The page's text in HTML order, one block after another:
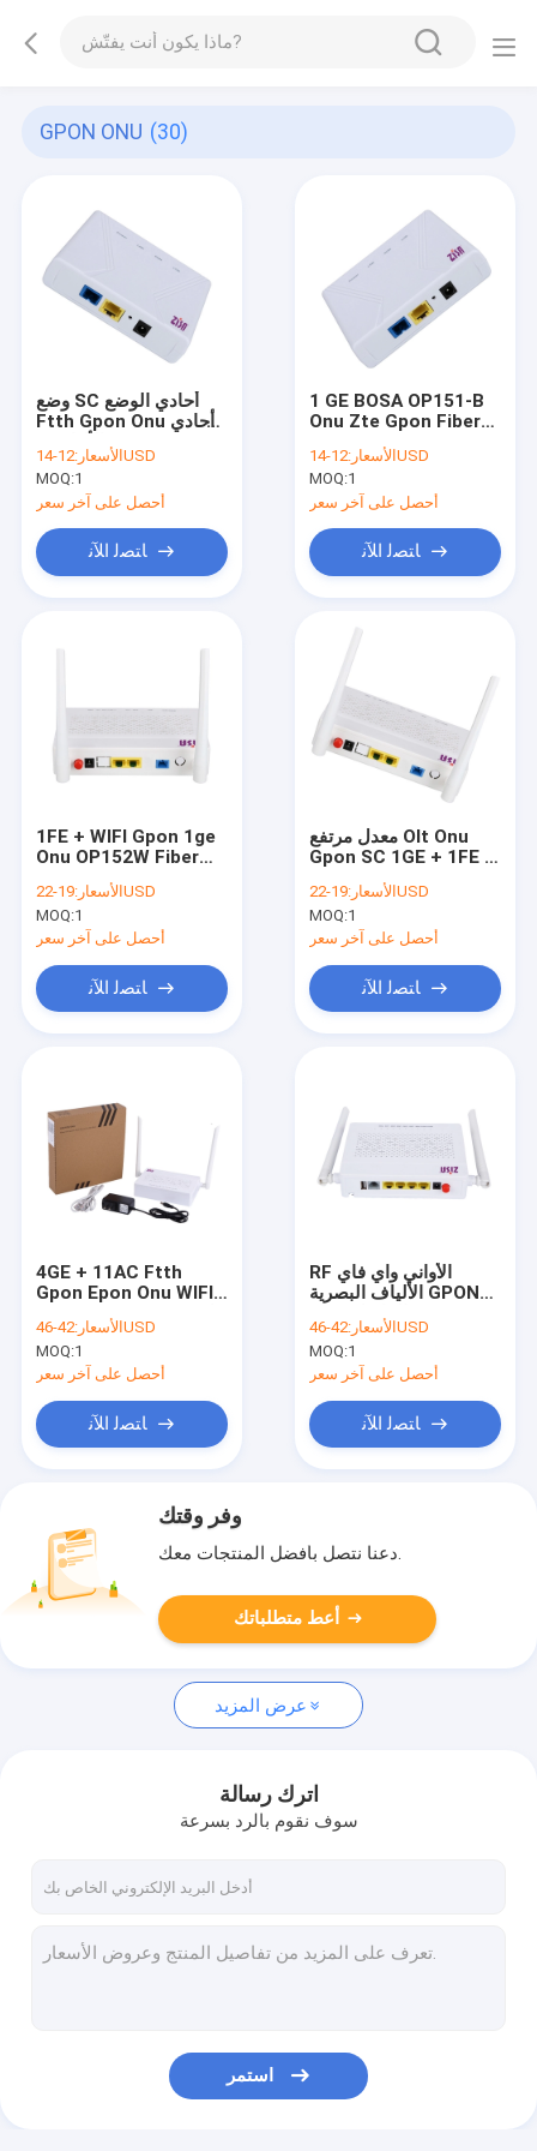
GPON ONU (30)
وضع SC أحادي الوضع
Ftth Gpon Onu أحادي
داخلي L2 التبديل المعدل
العالي
الأسعار: 12-14USD
MOQ:1
أحصل على آخر سعر
ﺎﺘﺼﻟ ﺍﻶﻧ
1 GE BOSA OP151-B
Onu Zte Gpon Fiber
Optic OLT Splitter
Solution FTTH
الأسعار:12-14USD
MOQ:1
أحصل على آخر سعر
ﺎﺘﺼﻟ ﺍﻶﻧ
1FE + WIFI Gpon 1ge
Onu OP152W Fiber
Optic Wifi OLT
Splitter FTTH
Solution
الأسعار: 19-22USD
MOQ:1
أحصل على آخر سعر
ﺎﺘﺼﻟ ﺍﻶﻧ
معدل مرتفع Olt Onu
Gpon SC 1GE + 1FE +
WIFI Splitter OP152W
مفتاح L2 داخليالأسعار:19-22USD
MOQ:1
أحصل على آخر سعر
ﺎﺘﺼﻟ ﺍﻶﻧ
4GE + 11AC Ftth
Gpon Epon Onu WIFI
+ POTS OP156-AC حل
أواني الألياف البصرية
الأسعار: 42-46USD
MOQ:1
أحصل على آخر سعر
ﺎﺘﺼﻟ ﺍﻶﻧ
RF الأواني واي فاي
الألياف البصرية GPON
الحل OP156-AC
الأسعار:42-46USD
MOQ:1
أحصل على آخر سعر
ﺎﺘﺼﻟ ﺍﻶﻧ
وفر وقتك
دعنا نتصل بأفضل المنتجات معك.
أعط متطلباتك
عرض المزيد
اترك رسالة
سوف نقوم بالرد بسرعة
استمر